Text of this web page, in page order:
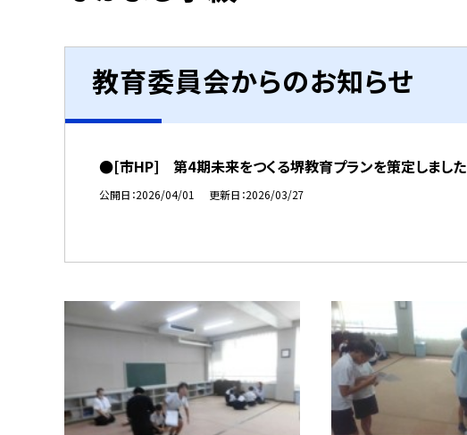
教育委員会からのお知らせ
●[市HP] 第4期未来をつくる堺教育プランを策定しました
公開日 2026/04/01 更新日 2026/03/27